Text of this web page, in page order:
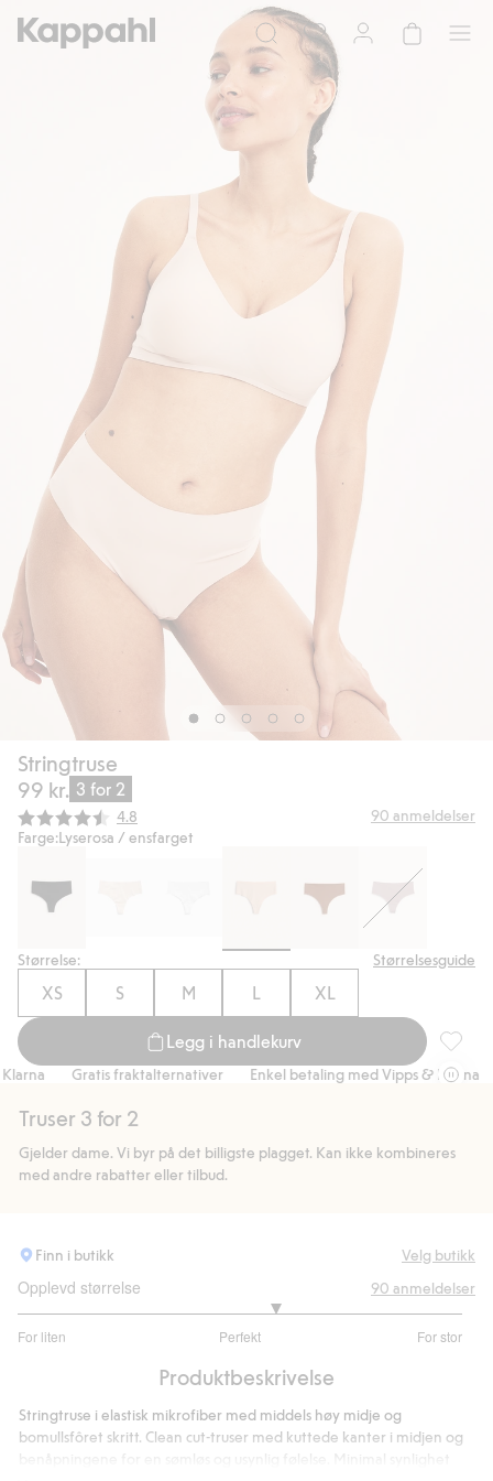
Stringtruse
99 kr. 3 for 2
Gjennomsnittskarakter:
4.8 90 anmeldelser
Farge:Lyserosa / ensfarget
Størrelse: Størrelsesguide
XS S M L XL
Legg i handlekurv
Gratis fraktalternativer Enkel betaling med Vipps & Klarna
Truser 3 for 2
Gjelder dame. Vi byr på det billigste plagget. Kan ikke kombineres
med andre rabatter eller tilbud.
Finn i butikk Velg butikk
Opplevd størrelse
For liten Perfekt For stor
av
64
stemmer
90 anmeldelser
Produktbeskrivelse
Stringtruse i elastisk mikrofiber med middels høy midje og
bomullsfôret skritt. Clean cut-truser med kuttede kanter i midjen og